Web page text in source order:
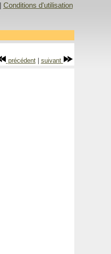
Conditions d'utilisation
précédent| suivant